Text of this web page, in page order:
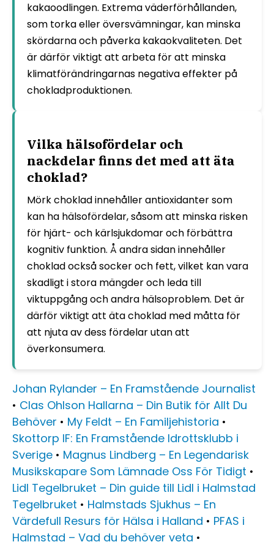
kakaoodlingen. Extrema väderförhållanden,
som torka eller översvämningar, kan minska
skördarna och påverka kakaokvaliteten. Det
är därför viktigt att arbeta för att minska
klimatförändringarnas negativa effekter på
chokladproduktionen.
Vilka hälsofördelar och
nackdelar finns det med att äta
choklad?
Mörk choklad innehåller antioxidanter som
kan ha hälsofördelar, såsom att minska risken
för hjärt- och kärlsjukdomar och förbättra
kognitiv funktion. Å andra sidan innehåller
choklad också socker och fett, vilket kan vara
skadligt i stora mängder och leda till
viktuppgång och andra hälsoproblem. Det är
därför viktigt att äta choklad med måtta för
att njuta av dess fördelar utan att
överkonsumera.
Johan Rylander – En Framstående Journalist
• Clas Ohlson Hallarna – Din Butik för Allt Du
Behöver • My Feldt – En Familjehistoria •
Skottorp IF: En Framstående Idrottsklubb i
Sverige • Magnus Lindberg – En Legendarisk
Musikskapare Som Lämnade Oss För Tidigt •
Lidl Tegelbruket – Din guide till Lidl i Halmstad
Tegelbruket • Halmstads Sjukhus – En
Värdefull Resurs för Hälsa i Halland • PFAS i
Halmstad – Vad du behöver veta •